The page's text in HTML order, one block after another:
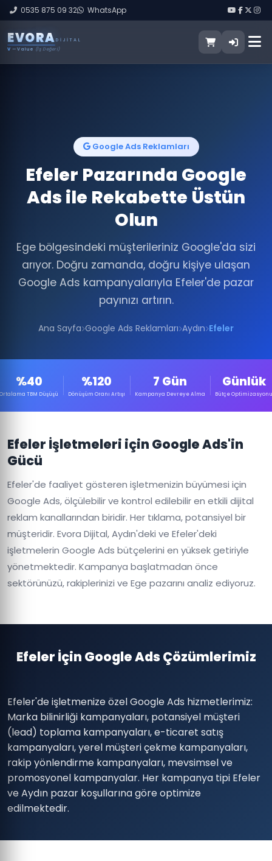
0535 875 09 32 WhatsApp
EVORA DIJITAL
V — Value (İş Değeri)
Google Ads Reklamları
Efeler Pazarında Google
Ads ile Rekabette Üstün
Olun
Ege bölgesindeki müşterileriniz Google'da sizi
arıyor. Doğru zamanda, doğru kişiye ulaşan
Google Ads kampanyalarıyla Efeler'de pazar
payınızı artırın.
Ana Sayfa Google Ads Reklamları Aydın Efeler
%40
Ortalama TBM Düşüşü
%120
Dönüşüm Oranı Artışı
7 Gün
Kampanya Devreye Alma
Günlük
Bütçe Optimizasyonu
Efeler İşletmeleri için Google Ads'in
Gücü
Efeler'de faaliyet gösteren işletmenizin büyümesi için
Google Ads, ölçülebilir ve kontrol edilebilir en etkili dijital
reklam kanallarından biridir. Her tıklama, potansiyel bir
müşteridir. Evora Dijital, Aydın'deki ve Efeler'deki
işletmelerin Google Ads bütçelerini en yüksek getiriyle
yönetmektedir. Kampanya başlatmadan önce
sektörünüzü, rakiplerinizi ve Ege pazarını analiz ediyoruz.
Efeler İçin Google Ads Çözümlerimiz
Efeler'de işletmenize özel Google Ads hizmetlerimiz:
Marka bilinirliği kampanyaları, potansiyel müşteri
(lead) toplama kampanyaları, e-ticaret satış
kampanyaları, yerel müşteri çekme kampanyaları,
rakip yönlendirme kampanyaları, mevsimsel ve
promosyonel kampanyalar. Her kampanya tipi Efeler
ve Aydın pazar koşullarına göre optimize
edilmektedir.